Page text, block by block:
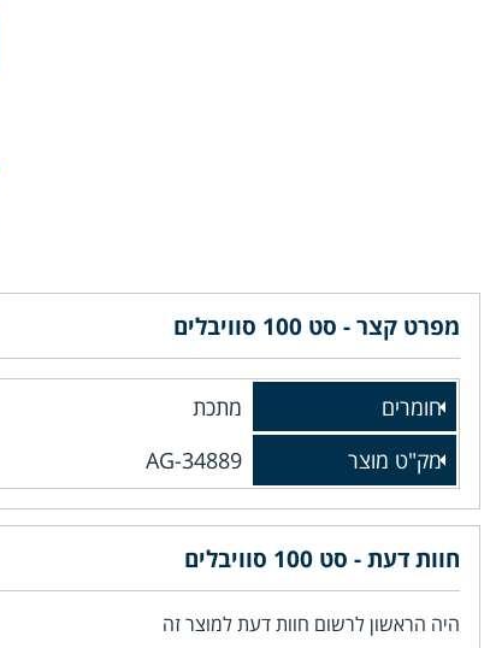
מפרט קצר - סט 100 סוויבלים
חומרים
מתכת
מק"ט מוצר
AG-34889
חוות דעת - סט 100 סוויבלים
היה הראשון לרשום חוות דעת למוצר זה